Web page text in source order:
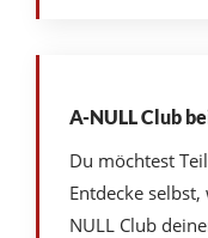
kaufen
A-NULL Club
Du möchtest
Entdecke
NULL Club